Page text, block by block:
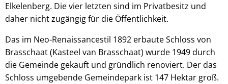
Elkelenberg. Die vier letzten sind im Privatbesitz und
daher nicht zugängig für die Öffentlichkeit.
Das im Neo-Renaissancestil 1892 erbaute Schloss von
Brasschaat (Kasteel van Brasschaat) wurde 1949 durch
die Gemeinde gekauft und gründlich renoviert. Der das
Schloss umgebende Gemeindepark ist 147 Hektar groß.